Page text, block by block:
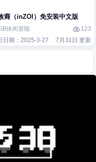
裔（inZOI）免安装中文版
休闲冒险
123
日期：2025-3-27
7月31日 更新